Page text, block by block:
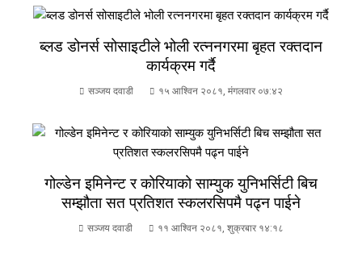
ब्लड डोनर्स सोसाइटीले भोली रत्ननगरमा बृहत रक्तदान
कार्यक्रम गर्दै
सञ्जय दवाडी १५ आश्विन २०८१, मंगलवार ०७:४२
गोल्डेन इमिनेन्ट र कोरियाको साम्युक युनिभर्सिटी बिच
सम्झौता सत प्रतिशत स्कलरसिपमै पढ्न पाईने
सञ्जय दवाडी ११ आश्विन २०८१, शुक्रबार १४:१८